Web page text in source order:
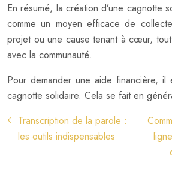
En résumé, la création d’une cagnotte
comme un moyen efficace de
projet ou une cause tenant à cœur,
avec la communauté.
Pour demander une aide financière,
cagnotte solidaire. Cela se fait en
Transcription de la parole :
les outils indispensables